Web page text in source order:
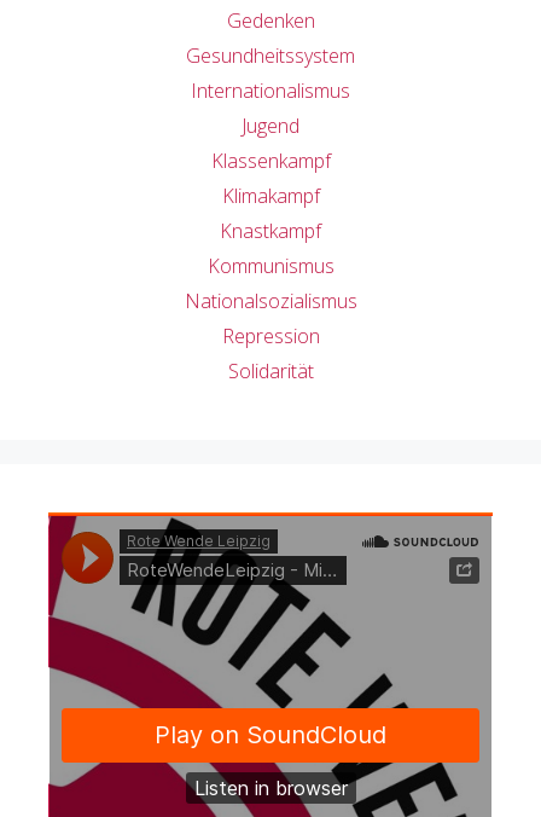
Gedenken
Gesundheitssystem
Internationalismus
Jugend
Klassenkampf
Klimakampf
Knastkampf
Kommunismus
Nationalsozialismus
Repression
Solidarität